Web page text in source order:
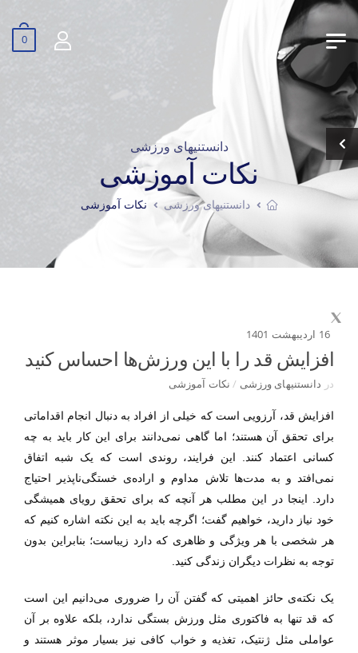
0
دانستنیهای ورزشی
نکات آموزشی
دانستنیهای ورزشی نکات آموزشی
16 اردیبهشت 1401
افزایش قد را با این ورزش‌ها احساس کنید
در دانستنیهای ورزشی / نکات آموزشی
افزایش قد، آرزویی است که خیلی از افراد به دنبال انجام اقداماتی
برای تحقق آن هستند؛ اما گاهی نمی‌دانند برای این کار باید به چه
کسانی اعتماد کنند. این فرایند، روندی است که یک شبه اتفاق
نمی‌افتد و به مدت‌ها تلاش مداوم و اراده‌ی خستگی‌نا‌پذیر احتیاج
دارد. اینجا در این مطلب هر آنچه که برای تحقق رویا‌ی همیشگی
خود نیاز دارید، خواهیم گفت؛ اگرچه باید به این نکته اشاره کنیم که
هر شخصی با هر ویژگی و ظاهری که دارد زیباست؛ بنابراین بدون
توجه به نظرات دیگران زندگی کنید.
یک نکته‌ی حائز اهمیتی که گفتن آن را ضروری می‌دانیم این است
که قد تنها به فاکتوری مثل ورزش بستگی ندارد، بلکه علاوه بر آن
عواملی مثل ژنتیک، تغذیه و خواب کافی نیز بسیار موثر هستند و